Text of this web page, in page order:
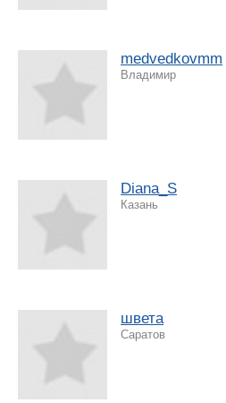
medvedkovmm
Владимир
Diana_S
Казань
швета
Саратов